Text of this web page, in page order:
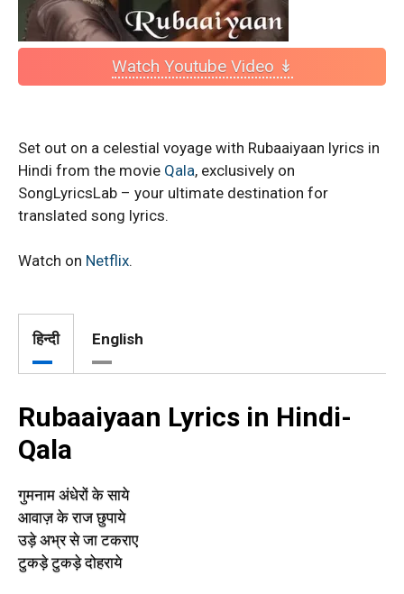
Watch Youtube Video ↡
Set out on a celestial voyage with Rubaaiyaan lyrics in
Hindi from the movie Qala, exclusively on
SongLyricsLab – your ultimate destination for
translated song lyrics.
Watch on Netflix.
हिन्दी English
Rubaaiyaan Lyrics in Hindi-
Qala
गुमनाम अंधेरों के साये
आवाज़ के राज छुपाये
उड़े अभ्र से जा टकराए
टुकड़े टुकड़े दोहराये